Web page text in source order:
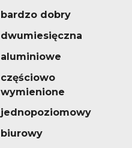
bardzo dobry
dwumiesięczna
aluminiowe
częściowo
wymienione
jednopoziomowy
biurowy